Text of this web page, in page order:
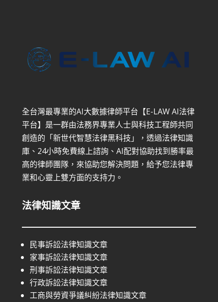
全台灣最專業的AI大數據律師平台【E-LAW AI法律
平台】是一群由法務界專業人士與科技工程師共同
創造的「新世代智慧法律黑科技」，透過法律知識
庫、24小時免費線上諮詢、AI配對協助找到勝率最
高的律師團隊，來協助您解決問題，給予您法律專
業和心靈上雙方面的支持力。
法律知識文章
民事訴訟法律知識文章
家事訴訟法律知識文章
刑事訴訟法律知識文章
行政訴訟法律知識文章
工商與勞資爭議糾紛法律知識文章